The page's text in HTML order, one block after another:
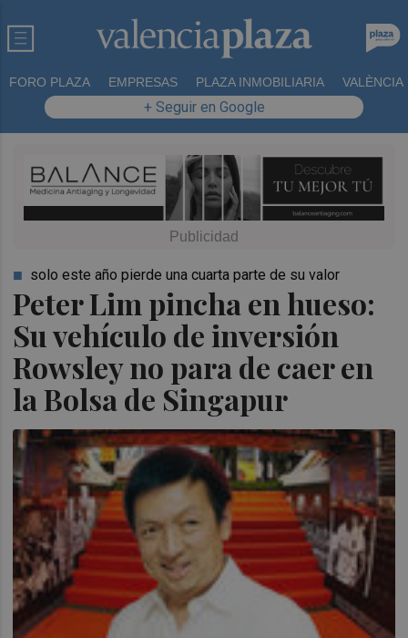
FORO PLAZA EMPRESAS PLAZA INMOBILIARIA VALÈNCIA
+ Seguir en Google
Peter Lim pincha en hueso:
Su vehículo de inversión
Rowsley no para de caer en
la Bolsa de Singapur
solo este año pierde una cuarta parte de su valor